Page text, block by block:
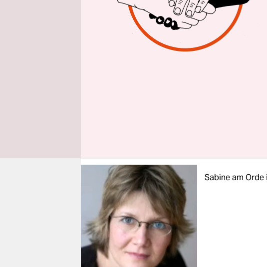
Unwillen,
die polizeilichen
eine Polizistin, die
einen Rückzieher -
zum Gespräch
Linie gebracht
hätten die
sei er von
Sabine am